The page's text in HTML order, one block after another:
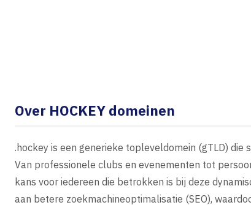
Over HOCKEY domeinen
.hockey is een generieke topleveldomein (gTLD)
Van professionele clubs en evenementen tot
kans voor iedereen die betrokken is bij deze
aan betere zoekmachineoptimalisatie (SEO),